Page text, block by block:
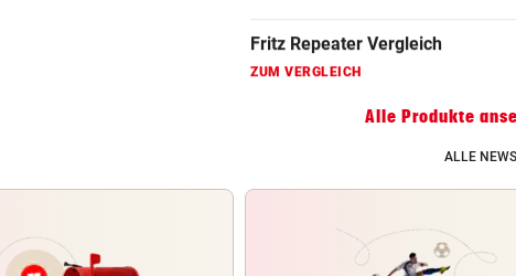
Grafikkarten Vergleich
ZUM VERGLEICH
Alle Produkte
ALLE